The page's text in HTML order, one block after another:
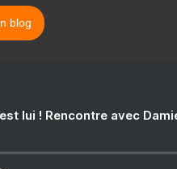
blog
lui ! Rencontre avec